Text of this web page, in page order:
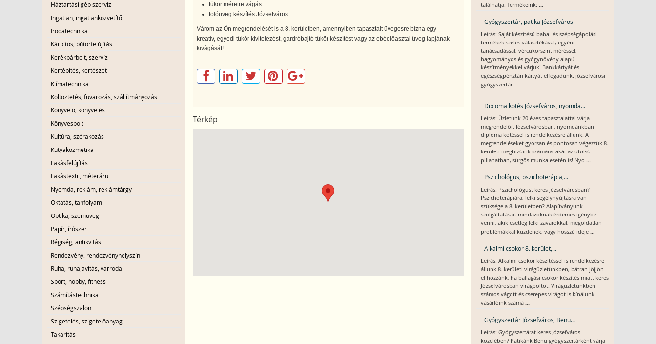
Háztartási gép szerviz
Ingatlan, ingatlanközvetítő
Irodatechnika
Kárpitos, bútorfelújítás
Kerékpárbolt, szervíz
Kertépítés, kertészet
Klímatechnika
Költöztetés, fuvarozás, szállítmányozás
Könyvelő, könyvelés
Könyvesbolt
Kultúra, szórakozás
Kutyakozmetika
Lakásfelújítás
Lakástextil, méteráru
Nyomda, reklám, reklámtárgy
Oktatás, tanfolyam
Optika, szemüveg
Papír, írószer
Régiség, antikvitás
Rendezvény, rendezvényhelyszín
Ruha, ruhajavítás, varroda
Sport, hobby, fitness
Számítástechnika
Szépségszalon
Szigetelés, szigetelőanyag
Takarítás
tükör méretre vágás
tolóüveg készítés Józsefváros
Várom az Ön megrendelését is a 8. kerületben, amennyiben tapasztalt üvegesre bízna egy
kreatív, egyedi tükör kivitelezést, gardróbajtó tükör készítést vagy az ebédlőasztal üveg lapjának
kivágását!
Térkép
találhatja. Termékeink: ...
Gyógyszertár, patika Józsefváros
Leírás: Saját készítésű baba- és szépségápolási
termékek széles választékával, egyéni
tanácsadással, vércukorszint méréssel,
hagyományos és gyógynövény alapú
készítményekkel várjuk! Bankkártyát és
egészségpénztári kártyát elfogadunk. józsefvárosi
gyógyszertár...
Diploma kötés Józsefváros, nyomda...
Leírás: Üzletünk 20 éves tapasztalattal várja
megrendelőit Józsefvárosban, nyomdánkban
diploma kötéssel is rendelkezésre állunk. A
megrendeléseket gyorsan és pontosan végezzük 8.
kerületi megbízóink számára, akár az utolsó
pillanatban, sürgős munka esetén is! Nyo ...
Pszichológus, pszichoterápia,...
Leírás: Pszichológust keres Józsefvárosban?
Pszichoterápiára, lelki segélynyújtásra van
szüksége a 8. kerületben? Alapítványunk
szolgáltatásait mindazoknak érdemes igénybe
venni, akik esetleg lelki zavarokkal, megoldatlan
problémákkal küzdenek, vagy hosszú ideje ...
Alkalmi csokor 8. kerület,...
Leírás: Alkalmi csokor készítéssel is rendelkezésre
állunk 8. kerületi virágüzletünkben, bátran jöjjön
el hozzánk, ha ballagási csokor készítés miatt keres
Józsefvárosban virágboltot. Virágüzletünkben
számos vágott és cserepes virágot is kínálunk
vásárlóink számá ...
Gyógyszertár Józsefváros, Benu...
Leírás: Gyógyszertárat keres Józsefváros
közelében? Patikánk Benu gyógyszertárként várja